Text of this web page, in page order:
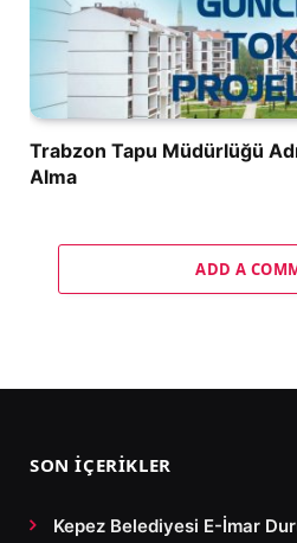
Trabzon Tapu Müdürlüğü
Alma
ADD A
SON İÇERIKLER
Kepez Belediyesi E-İmar